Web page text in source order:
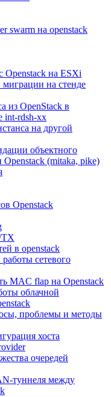
swarm на openstack
на ESXi
на стенде
из OpenStack в
int-rdsh-xx
на другой
объектного
(mitaka, pike)
Openstack
TX
в openstack
сетевого
MAC flap на Openstack
облачной
проблемы и методы
хоста
очередей
туннеля между